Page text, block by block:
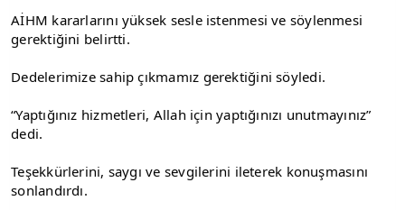
AİHM kararlarını yüksek sesle istenmesi ve söylenmesi
gerektiğini belirtti.
Dedelerimize sahip çıkmamız gerektiğini söyledi.
“Yaptığınız hizmetleri, Allah için yaptığınızı unutmayınız”
dedi.
Teşekkürlerini, saygı ve sevgilerini ileterek konuşmasını
sonlandırdı.